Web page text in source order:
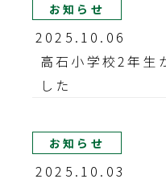
お知らせ
2025.10.06
高石小学校2年生
した
お知らせ
2025.10.03